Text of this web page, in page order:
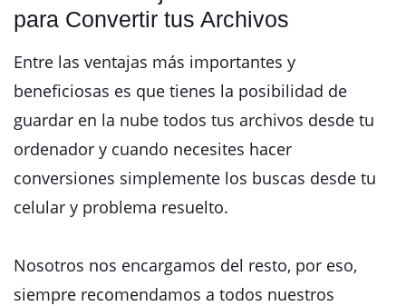
para Convertir tus Archivos
Entre las ventajas más importantes y
beneficiosas es que tienes la posibilidad de
guardar en la nube todos tus archivos desde tu
ordenador y cuando necesites hacer
conversiones simplemente los buscas desde tu
celular y problema resuelto.
Nosotros nos encargamos del resto, por eso,
siempre recomendamos a todos nuestros